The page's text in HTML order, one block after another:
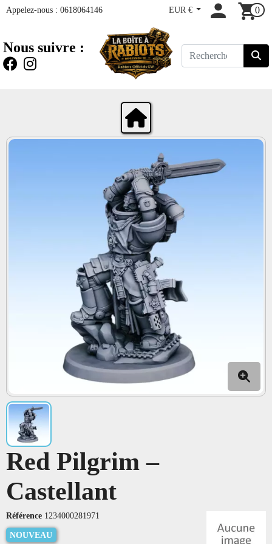
Appelez-nous : 0618064146 EUR € 0
Nous suivre :
Red Pilgrim –
Castellant
Référence 1234000281971
NOUVEAU